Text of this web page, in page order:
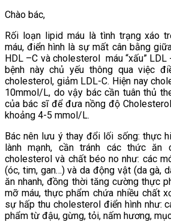
Chào bác,
Rối loạn lipid máu là tình trạng xáo
máu, điển hình là sự mất cân bằng
HDL –C và cholesterol máu “xấu”
bệnh này chủ yếu thông qua việc
cholesterol, giảm LDL-C. Hiện nay
10mmol/L, do vậy bác cần tuân thủ
của bác sĩ để đưa nồng độ
khoảng 4-5 mmol/L.
Bác nên lưu ý thay đổi lối sống: thực
lành mạnh, cần tránh các thức ăn
cholesterol và chất béo no như: các
(óc, tim, gan…) và da động vật (da gà,
ăn nhanh, đồng thời tăng cường thực
mỡ máu, thực phẩm chứa nhiều chất
sự hấp thu cholesterol điển hình như:
phẩm từ đậu, gừng, tỏi, nấm hương,